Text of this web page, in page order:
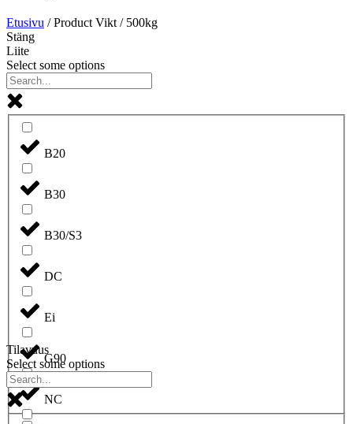
Etusivu / Product Vikt / 500kg
Stäng
Liite
Select some options
B20
B30
B30/S3
DC
Ei
G90
NC
Tilavuus
Select some options